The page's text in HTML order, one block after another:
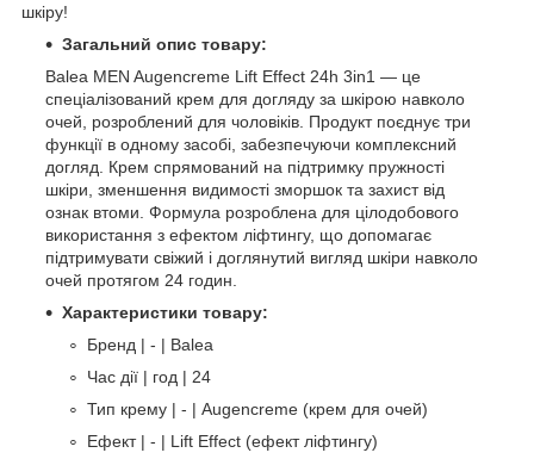
шкіру!
Загальний опис товару:
Balea MEN Augencreme Lift Effect 24h 3in1 — це
спеціалізований крем для догляду за шкірою навколо
очей, розроблений для чоловіків. Продукт поєднує три
функції в одному засобі, забезпечуючи комплексний
догляд. Крем спрямований на підтримку пружності
шкіри, зменшення видимості зморшок та захист від
ознак втоми. Формула розроблена для цілодобового
використання з ефектом ліфтингу, що допомагає
підтримувати свіжий і доглянутий вигляд шкіри навколо
очей протягом 24 годин.
Характеристики товару:
Бренд | - | Balea
Час дії | год | 24
Тип крему | - | Augencreme (крем для очей)
Ефект | - | Lift Effect (ефект ліфтингу)